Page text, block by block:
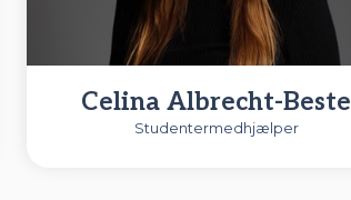
Celina Albrecht-Beste
Studentermedhjælper